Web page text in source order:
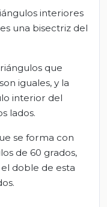
interiores
una bisectriz del
que
iguales, y la
interior del
lados.
se forma con
de 60 grados,
doble de esta